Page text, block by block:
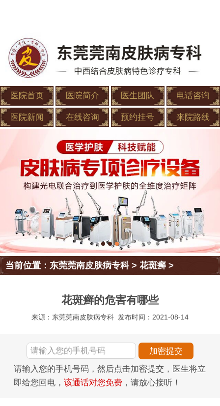
医院首页 医院简介 医生团队 电话咨询
医院新闻 在线咨询 预约挂号 来院路线
当前位置：东莞莞南皮肤病专科>花斑癣 >
花斑癣的危害有哪些
来源：东莞莞南皮肤病专科 发布时间：2021-08-14
请输入您的手机号码，然后点击加密提交，医生将立
即给您回电， 该通话对您免费 ，请放心接听！